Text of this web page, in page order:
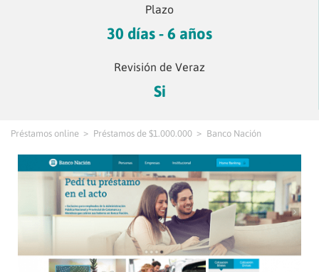
Plazo
30 días - 6 años
Revisión de Veraz
Si
Préstamos online Préstamos de $1.000.000 Banco Nación